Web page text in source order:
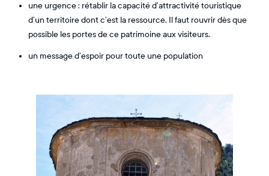
une urgence : rétablir la capacité d’attractivité touristique
d’un territoire dont c’est la ressource. Il faut rouvrir dès que
possible les portes de ce patrimoine aux visiteurs.
un message d’espoir pour toute une population